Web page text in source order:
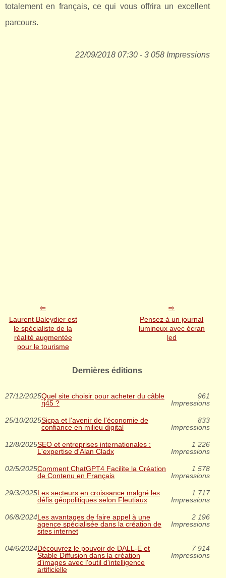
totalement en français, ce qui vous offrira un excellent
parcours.
22/09/2018 07:30 - 3 058 Impressions
Laurent Baleydier est
le spécialiste de la
réalité augmentée
pour le tourisme
Pensez à un journal
lumineux avec écran
led
Dernières éditions
27/12/2025Quel site choisir pour acheter du câble
rj45 ?
961
Impressions
25/10/2025Sicpa et l'avenir de l'économie de
confiance en milieu digital
833
Impressions
12/8/2025SEO et entreprises internationales :
L'expertise d'Alan Cladx
1 226
Impressions
02/5/2025Comment ChatGPT4 Facilite la Création
de Contenu en Français
1 578
Impressions
29/3/2025Les secteurs en croissance malgré les
défis géopolitiques selon Fleutiaux
1 717
Impressions
06/8/2024Les avantages de faire appel à une
agence spécialisée dans la création de
sites internet
2 196
Impressions
04/6/2024Découvrez le pouvoir de DALL-E et
Stable Diffusion dans la création
d'images avec l'outil d'intelligence
artificielle
7 914
Impressions